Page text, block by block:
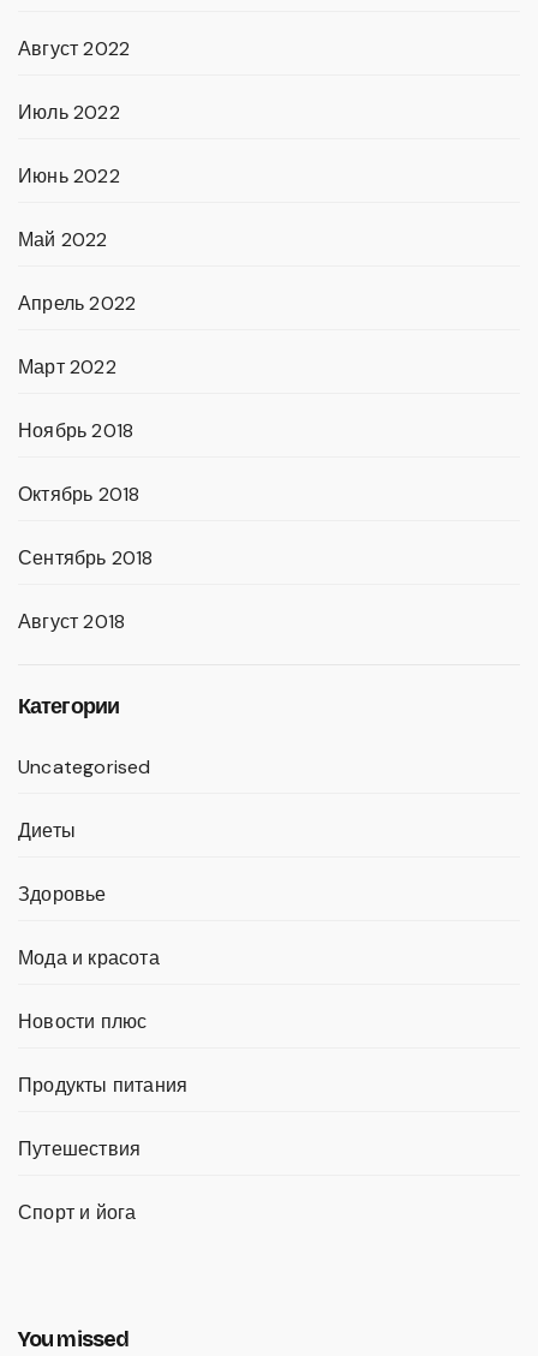
Август 2022
Июль 2022
Июнь 2022
Май 2022
Апрель 2022
Март 2022
Ноябрь 2018
Октябрь 2018
Сентябрь 2018
Август 2018
Категории
Uncategorised
Диеты
Здоровье
Мода и красота
Новости плюс
Продукты питания
Путешествия
Спорт и йога
You missed